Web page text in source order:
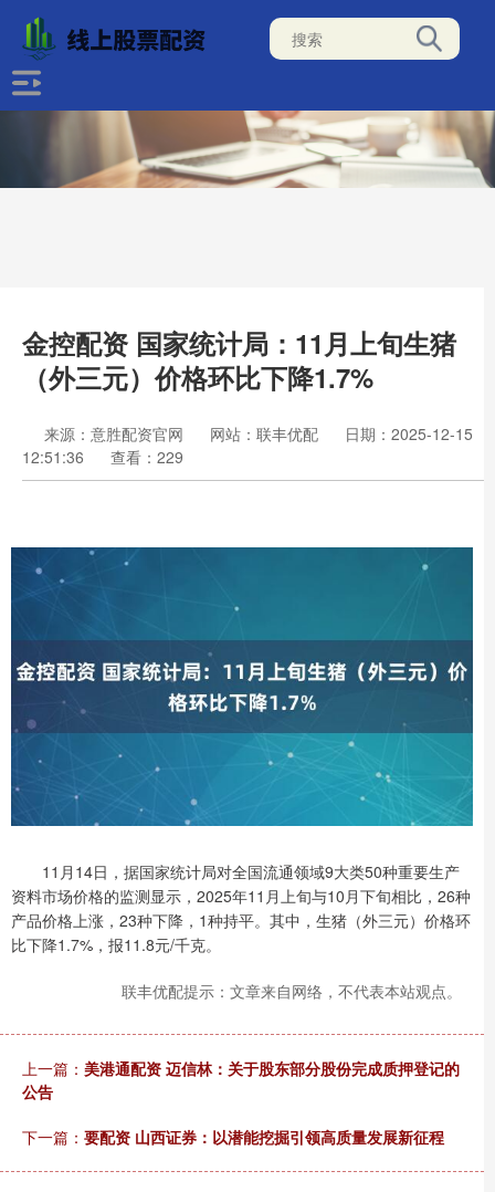
金控配资 国家统计局：11月上旬生猪
（外三元）价格环比下降1.7%
来源：意胜配资官网 网站：联丰优配
日期：2025-12-15
12:51:36
查看：229
11月14日，据国家统计局对全国流通领域9大类50种重要生产
资料市场价格的监测显示，2025年11月上旬与10月下旬相比，26种
产品价格上涨，23种下降，1种持平。其中，生猪（外三元）价格环
比下降1.7%，报11.8元/千克。
联丰优配提示：文章来自网络，不代表本站观点。
上一篇： 美港通配资 迈信林：关于股东部分股份完成质押登记的
公告
下一篇： 要配资 山西证券：以潜能挖掘引领高质量发展新征程